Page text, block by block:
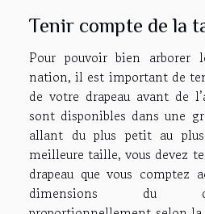
Tenir compte de la
Pour pouvoir bien arborer
nation, il est important de
de votre drapeau avant de
sont disponibles dans une
allant du plus petit au
meilleure taille, vous devez
drapeau que vous comptez
dimensions du